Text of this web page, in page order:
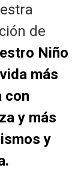
de
Niño
más
con
y más
y